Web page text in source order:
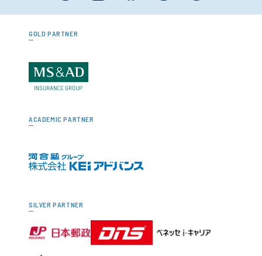
GOLD PARTNER
ACADEMIC PARTNER
SILVER PARTNER